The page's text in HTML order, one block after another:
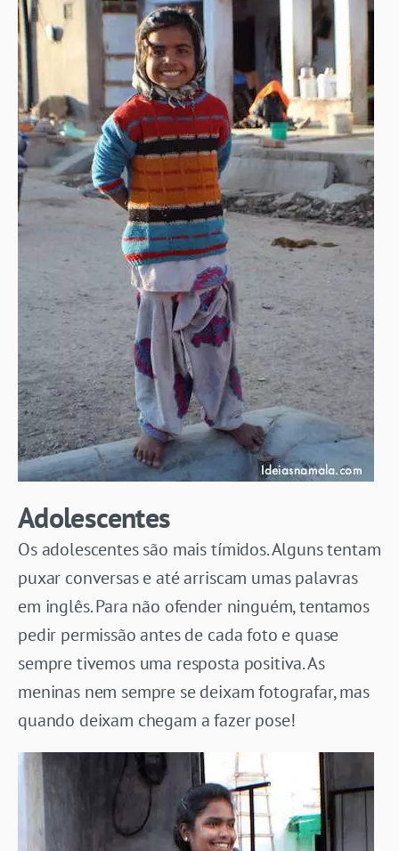
Adolescentes
Os adolescentes são mais tímidos. Alguns tentam
puxar conversas e até arriscam umas palavras
em inglês. Para não ofender ninguém, tentamos
pedir permissão antes de cada foto e quase
sempre tivemos uma resposta positiva. As
meninas nem sempre se deixam fotografar, mas
quando deixam chegam a fazer pose!